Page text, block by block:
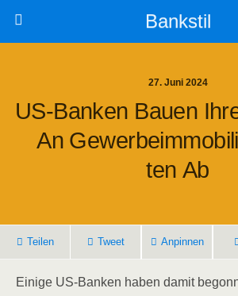
Bankstil
27. Juni 2024
US-Ban­ken Bau­en
An
Ten Ab
Tei­len Tweet Anpin­nen
Eini­ge US-Ban­ken haben damit